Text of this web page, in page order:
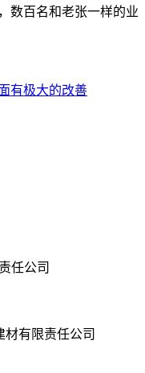
数百名和老张一样的业
有极大的改善
有限责任公司